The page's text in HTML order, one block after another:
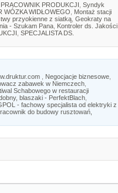
PRACOWNIK PRODUKCJI Syndyk
WÓZKA WIDŁOWEGO
Montaż stacji
przyokienne z siatką Geokraty na
- Szukam Pana Kontroler ds. Jakości
SPECJALISTA DS.
Negocjacje biznesowe
zabawek w Niemczech
Schabowego w restauracji
blaszaki - PerfektBlach
- fachowy specjalista od elektryki z
do budowy rusztowań,